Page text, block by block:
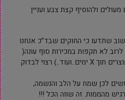
ולהוסיף קצת צבע ועניין
שתדעו כי החוקים שבד”כ אנחנו
לרוב לא תקפות במכירות סוף עונה(
החזר כספי /החלפת המוצרים תוך X ימים..ועוד..) רצוי לבדוק
לכן שמח על הלב והנשמה,
מהממות. זה שווה הכל !!!